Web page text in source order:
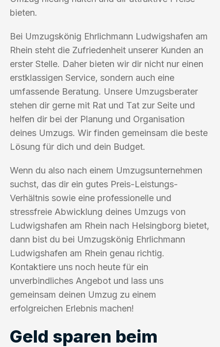
bieten.
Bei Umzugskönig Ehrlichmann Ludwigshafen am
Rhein steht die Zufriedenheit unserer Kunden an
erster Stelle. Daher bieten wir dir nicht nur einen
erstklassigen Service, sondern auch eine
umfassende Beratung. Unsere Umzugsberater
stehen dir gerne mit Rat und Tat zur Seite und
helfen dir bei der Planung und Organisation
deines Umzugs. Wir finden gemeinsam die beste
Lösung für dich und dein Budget.
Wenn du also nach einem Umzugsunternehmen
suchst, das dir ein gutes Preis-Leistungs-
Verhältnis sowie eine professionelle und
stressfreie Abwicklung deines Umzugs von
Ludwigshafen am Rhein nach Helsingborg bietet,
dann bist du bei Umzugskönig Ehrlichmann
Ludwigshafen am Rhein genau richtig.
Kontaktiere uns noch heute für ein
unverbindliches Angebot und lass uns
gemeinsam deinen Umzug zu einem
erfolgreichen Erlebnis machen!
Geld sparen beim